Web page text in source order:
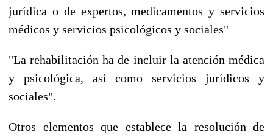
jurídica o de expertos, medicamentos y servicios
médicos y servicios psicológicos y sociales"
"La rehabilitación ha de incluir la atención médica
y psicológica, así como servicios jurídicos y
sociales".
Otros elementos que establece la resolución de